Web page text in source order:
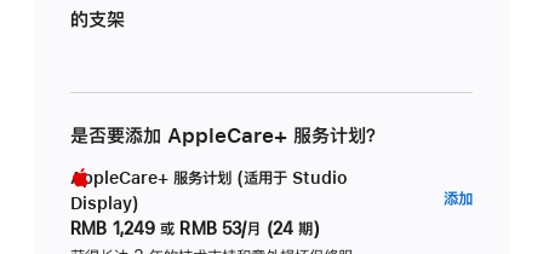
的支架
是否要添加 AppleCare+ 服务计划？
AppleCare+ 服务计划 (适用于 Studio
Display)
RMB 1,249 或 RMB 53/月 (24 期)
添加